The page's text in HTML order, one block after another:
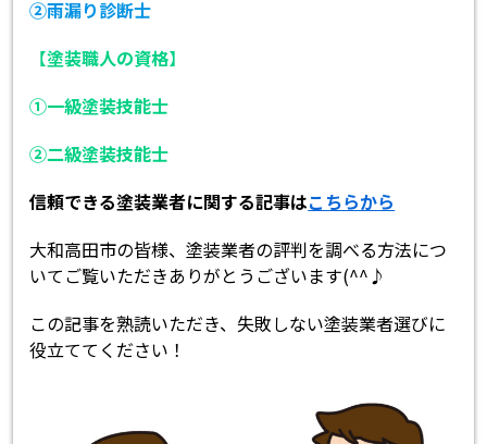
②雨漏り診断士
【塗装職人の資格】
①一級塗装技能士
②二級塗装技能士
信頼できる塗装業者に関する記事はこちらから
大和高田市の皆様、塗装業者の評判を調べる方法につ
いてご覧いただきありがとうございます(^^♪
この記事を熟読いただき、失敗しない塗装業者選びに
役立ててください！